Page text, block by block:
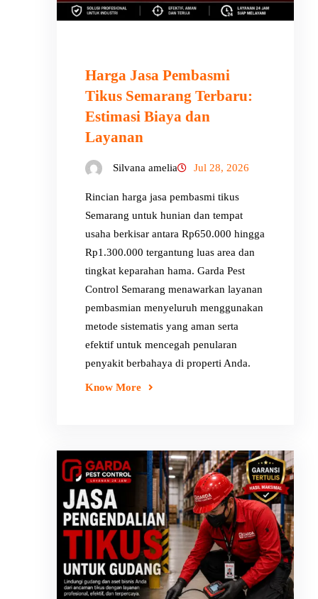
Harga Jasa Pembasmi
Tikus Semarang Terbaru:
Estimasi Biaya dan
Layanan
Silvana amelia Jul 28, 2026
Rincian harga jasa pembasmi tikus
Semarang untuk hunian dan tempat
usaha berkisar antara Rp650.000 hingga
Rp1.300.000 tergantung luas area dan
tingkat keparahan hama. Garda Pest
Control Semarang menawarkan layanan
pembasmian menyeluruh menggunakan
metode sistematis yang aman serta
efektif untuk mencegah penularan
penyakit berbahaya di properti Anda.
Know More